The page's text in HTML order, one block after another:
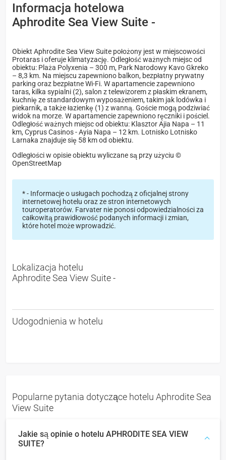
Informacja hotelowa
Aphrodite Sea View Suite -
Obiekt Aphrodite Sea View Suite położony jest w miejscowości
Protaras i oferuje klimatyzację. Odległość ważnych miejsc od
obiektu: Plaża Polyxenia – 300 m, Park Narodowy Kavo Gkreko
– 8,3 km. Na miejscu zapewniono balkon, bezpłatny prywatny
parking oraz bezpłatne Wi-Fi. W apartamencie zapewniono
taras, kilka sypialni (2), salon z telewizorem z płaskim ekranem,
kuchnię ze standardowym wyposażeniem, takim jak lodówka i
piekarnik, a także łazienkę (1) z wanną. Goście mogą podziwiać
widok na morze. W apartamencie zapewniono ręczniki i pościel.
Odległość ważnych miejsc od obiektu: Klasztor Ajia Napa – 11
km, Cyprus Casinos - Ayia Napa – 12 km. Lotnisko Lotnisko
Larnaka znajduje się 58 km od obiektu.
Odległości w opisie obiektu wyliczane są przy użyciu ©
OpenStreetMap
* - Informacje o usługach pochodzą z oficjalnej strony
internetowej hotelu oraz ze stron internetowych
touroperatorów. Farvater nie ponosi odpowiedzialności za
całkowitą prawidłowość podanych informacji i zmian,
które hotel może wprowadzić.
Lokalizacja hotelu
Aphrodite Sea View Suite -
Udogodnienia w hotelu
Popularne pytania dotyczące hotelu Aphrodite Sea
View Suite
Jakie są opinie o hotelu APHRODITE SEA VIEW
SUITE?